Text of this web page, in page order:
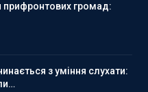
прифронтових громад:
з уміння слухати: